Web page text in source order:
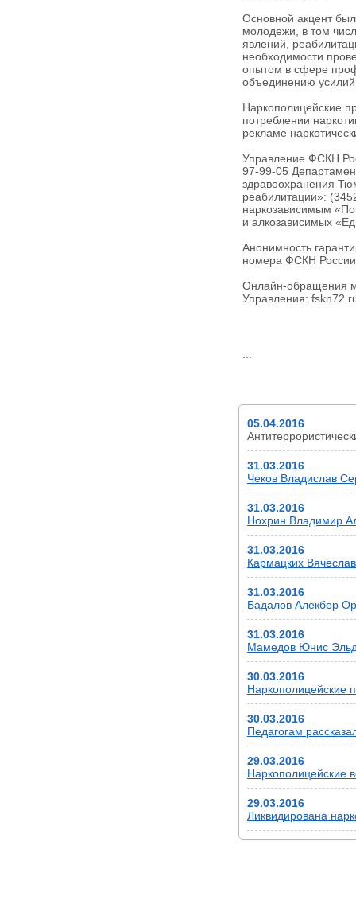
Основной акцент
молодежи, в том
явлений,
необходимости
опытом в сфере
объединению
Наркополицейские
потреблении
рекламе
Управление ФСКН
97-99-05
здравоохранения
реабилитации»:
наркозависимым
и алкозависимых
Анонимность
номера ФСКН
Онлайн-обращения
Управления:
05.04.2016
31.03.2016
Чеков Владислав
31.03.2016
Нохрин Владимир
31.03.2016
Кармацких
31.03.2016
Бадалов Алекбер
31.03.2016
Мамедов Юнис
30.03.2016
Наркополицейские
30.03.2016
Педагогам
29.03.2016
Наркополицейские
29.03.2016
Ликвидирована